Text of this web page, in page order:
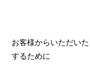
お客様からいただい
するために